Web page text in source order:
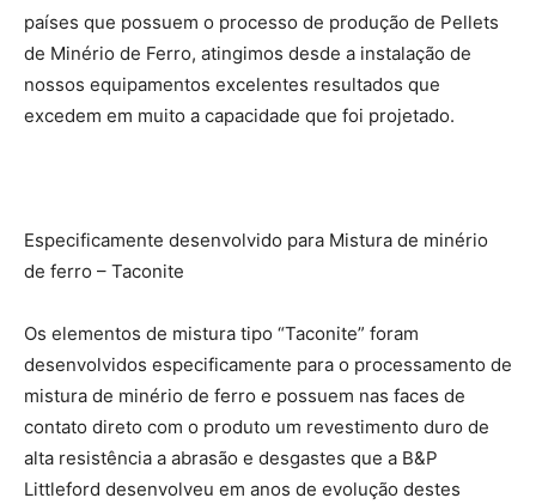
países que possuem o processo de produção de Pellets
de Minério de Ferro, atingimos desde a instalação de
nossos equipamentos excelentes resultados que
excedem em muito a capacidade que foi projetado.
Especificamente desenvolvido para Mistura de minério
de ferro – Taconite
Os elementos de mistura tipo “Taconite” foram
desenvolvidos especificamente para o processamento de
mistura de minério de ferro e possuem nas faces de
contato direto com o produto um revestimento duro de
alta resistência a abrasão e desgastes que a B&P
Littleford desenvolveu em anos de evolução destes